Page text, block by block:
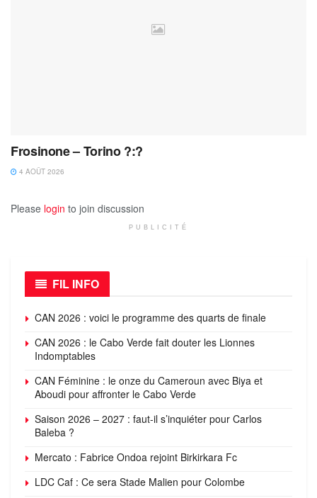
Frosinone – Torino ?:?
4 AOÛT 2026
Please login to join discussion
PUBLICITÉ
FIL INFO
CAN 2026 : voici le programme des quarts de finale
CAN 2026 : le Cabo Verde fait douter les Lionnes
Indomptables
CAN Féminine : le onze du Cameroun avec Biya et
Aboudi pour affronter le Cabo Verde
Saison 2026 – 2027 : faut-il s’inquiéter pour Carlos
Baleba ?
Mercato : Fabrice Ondoa rejoint Birkirkara Fc
LDC Caf : Ce sera Stade Malien pour Colombe